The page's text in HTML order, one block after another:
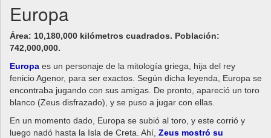
Europa
Área: 10,180,000 kilómetros cuadrados. Población:
742,000,000.
Europa es un personaje de la mitología griega, hija del rey
fenicio Agenor, para ser exactos. Según dicha leyenda, Europa se
encontraba jugando con sus amigas. De pronto, apareció un toro
blanco (Zeus disfrazado), y se puso a jugar con ellas.
En un momento dado, Europa se subió al toro, y este corrió y
luego nadó hasta la Isla de Creta. Ahí, Zeus mostró su